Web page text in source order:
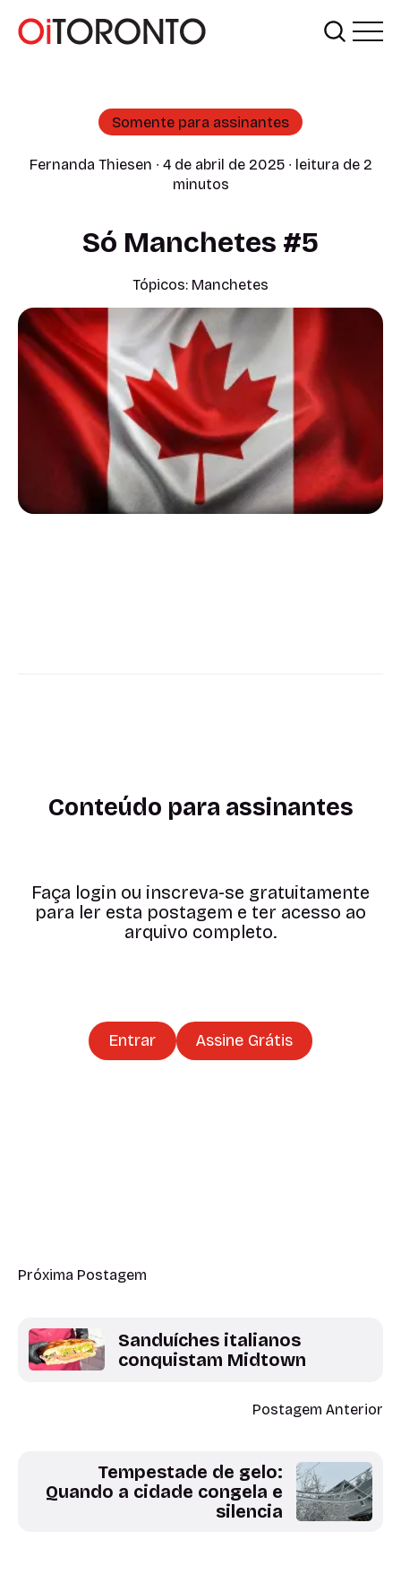
Somente para assinantes
Fernanda Thiesen ∙ 4 de abril de 2025 ∙ leitura de 2
minutos
Só Manchetes #5
Tópicos: Manchetes
Conteúdo para assinantes
Faça login ou inscreva-se gratuitamente
para ler esta postagem e ter acesso ao
arquivo completo.
Entrar Assine Grátis
Próxima Postagem
Sanduíches italianos
conquistam Midtown
Postagem Anterior
Tempestade de gelo:
Quando a cidade congela e
silencia